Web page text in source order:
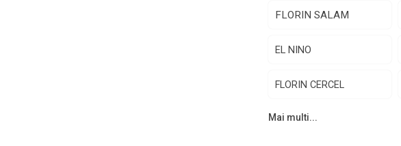
FLORIN SALAM
EL NINO
FLORIN CERCEL
Mai multi...